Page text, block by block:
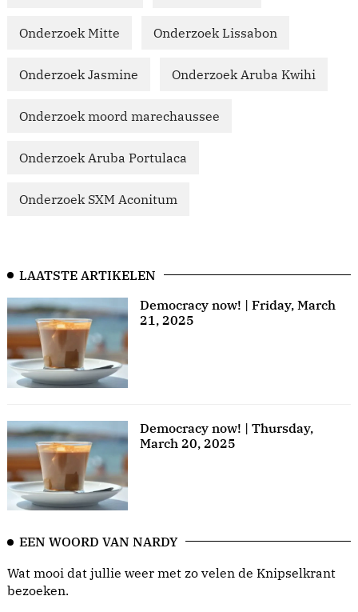
Onderzoek Mitte Onderzoek Lissabon
Onderzoek Jasmine Onderzoek Aruba Kwihi
Onderzoek moord marechaussee
Onderzoek Aruba Portulaca
Onderzoek SXM Aconitum
LAATSTE ARTIKELEN
Democracy now! | Friday, March
21, 2025
Democracy now! | Thursday,
March 20, 2025
EEN WOORD VAN NARDY
Wat mooi dat jullie weer met zo velen de Knipselkrant
bezoeken.